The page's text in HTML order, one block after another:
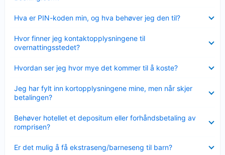
Hva er PIN-koden min, og hva behøver jeg den til?
mindre
Hvor finner jeg kontaktopplysningene til
overnattingsstedet?
mindre
Hvordan ser jeg hvor mye det kommer til å koste?
mindre
Jeg har fylt inn kortopplysningene mine, men når skjer
betalingen?
mindre
Behøver hotellet et depositum eller forhåndsbetaling av
romprisen?
mindre
Er det mulig å få ekstraseng/barneseng til barn?
mindre